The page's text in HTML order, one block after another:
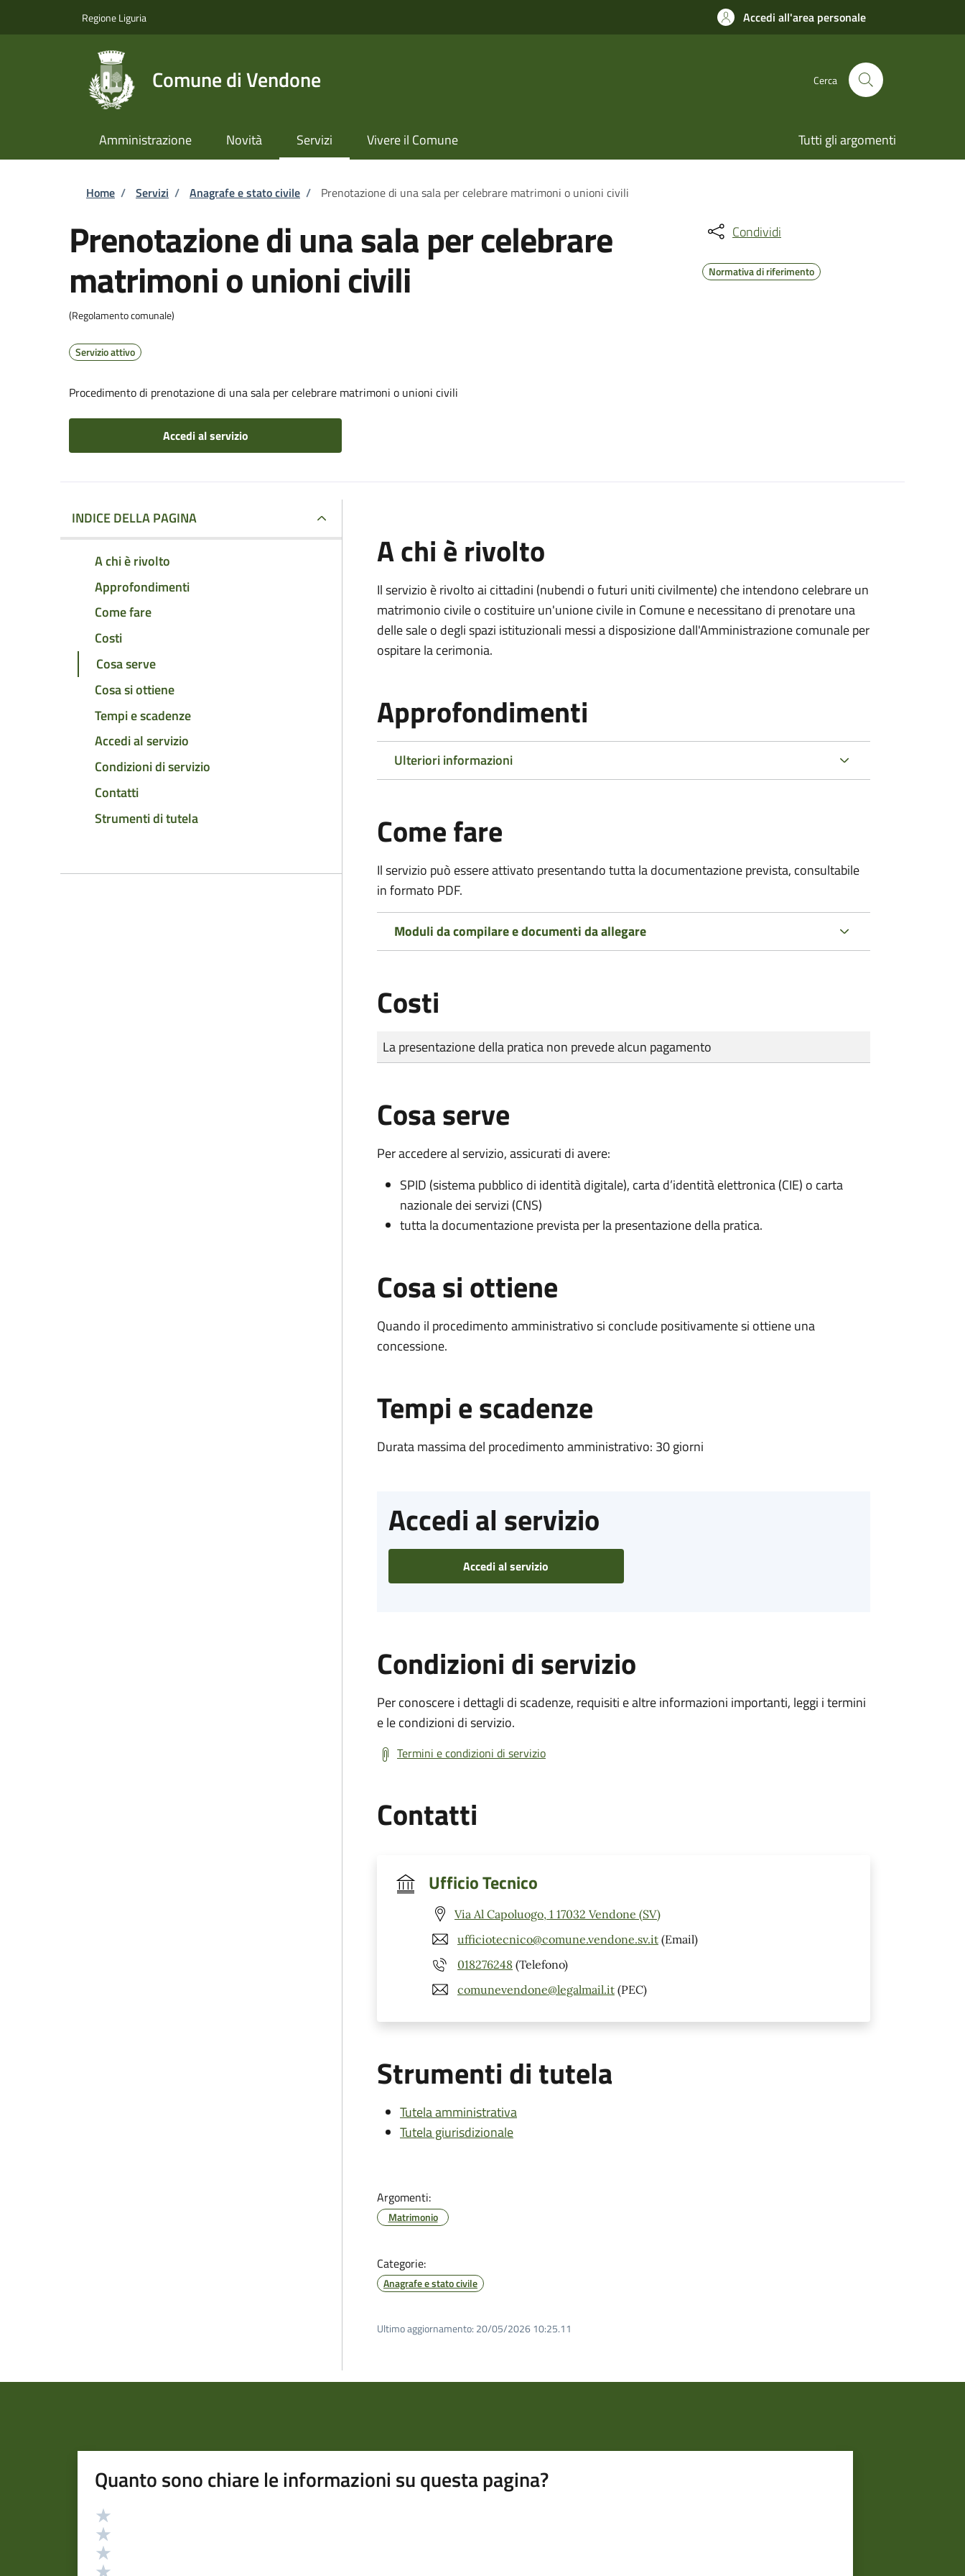
Regione Liguria Accedi all'area personale
Comune di Vendone Cerca
Amministrazione Novità Servizi Vivere il Comune Tutti gli argomenti
Briciole di pane
Home / Servizi / Anagrafe e stato civile / Prenotazione di una sala per celebrare matrimoni o unioni civili
Prenotazione di una sala per celebrare
matrimoni o unioni civili
(Regolamento comunale)
Servizio attivo
Procedimento di prenotazione di una sala per celebrare matrimoni o unioni civili
Accedi al servizio
Condividi
Normativa di riferimento
INDICE DELLA PAGINA
A chi è rivolto
Approfondimenti
Come fare
Costi
Cosa serve
Cosa si ottiene
Tempi e scadenze
Accedi al servizio
Condizioni di servizio
Contatti
Strumenti di tutela
A chi è rivolto
Il servizio è rivolto ai cittadini (nubendi o futuri uniti civilmente) che intendono celebrare un
matrimonio civile o costituire un'unione civile in Comune e necessitano di prenotare una
delle sale o degli spazi istituzionali messi a disposizione dall'Amministrazione comunale per
ospitare la cerimonia.
Approfondimenti
Ulteriori informazioni
Come fare
Il servizio può essere attivato presentando tutta la documentazione prevista, consultabile
in formato PDF.
Moduli da compilare e documenti da allegare
Costi
Tipo di pagamento
Importo
La presentazione della pratica non prevede alcun pagamento
Cosa serve
Per accedere al servizio, assicurati di avere:
SPID (sistema pubblico di identità digitale), carta d’identità elettronica (CIE) o carta
nazionale dei servizi (CNS)
tutta la documentazione prevista per la presentazione della pratica.
Cosa si ottiene
Quando il procedimento amministrativo si conclude positivamente si ottiene una
concessione.
Tempi e scadenze
Durata massima del procedimento amministrativo: 30 giorni
Accedi al servizio
Accedi al servizio
Condizioni di servizio
Per conoscere i dettagli di scadenze, requisiti e altre informazioni importanti, leggi i termini
e le condizioni di servizio.
Termini e condizioni di servizio
Contatti
Ufficio Tecnico
Via Al Capoluogo, 1 17032 Vendone (SV)
ufficiotecnico@comune.vendone.sv.it (Email)
018276248 (Telefono)
comunevendone@legalmail.it (PEC)
Strumenti di tutela
Tutela amministrativa
Tutela giurisdizionale
Argomenti:
Matrimonio
Categorie:
Anagrafe e stato civile
Ultimo aggiornamento: 20/05/2026 10:25.11
Quanto sono chiare le informazioni su questa pagina?
Valutazione